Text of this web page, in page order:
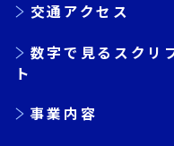
交通アクセス
数字で見るスクリ
ト
事業内容